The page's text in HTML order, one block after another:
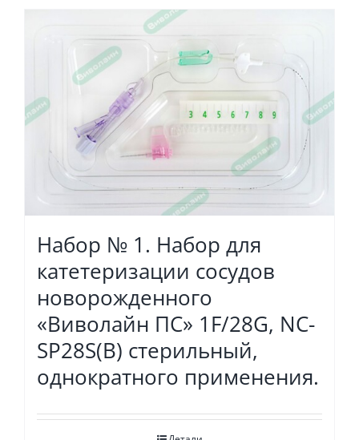
Набор № 1. Набор для
катетеризации сосудов
новорожденного
«Виволайн ПС» 1F/28G, NC-
SP28S(B) стерильный,
однократного применения.